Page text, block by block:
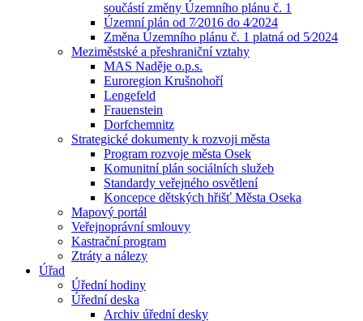
součástí změny Územního plánu č. 1
Územní plán od 7⁄2016 do 4⁄2024
Změna Územního plánu č. 1 platná od 5⁄2024
Meziměstské a přeshraniční vztahy
MAS Naděje o.p.s.
Euroregion Krušnohoří
Lengefeld
Frauenstein
Dorfchemnitz
Strategické dokumenty k rozvoji města
Program rozvoje města Osek
Komunitní plán sociálních služeb
Standardy veřejného osvětlení
Koncepce dětských hřišť Města Oseka
Mapový portál
Veřejnoprávní smlouvy
Kastrační program
Ztráty a nálezy
Úřad
Úřední hodiny
Úřední deska
Archiv úřední desky